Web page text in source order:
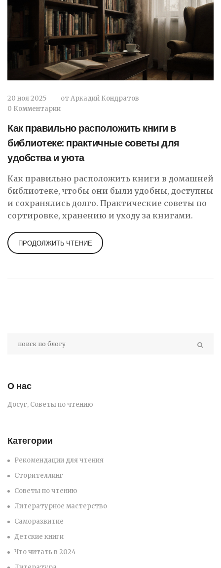
20 ноя 2025 от Аркадий Кондратов
0 Комментарии
Как правильно расположить книги в
библиотеке: практичные советы для
удобства и уюта
Как правильно расположить книги в домашней
библиотеке, чтобы они были удобны, доступны
и сохранялись долго. Практические советы по
сортировке, хранению и уходу за книгами.
ПРОДОЛЖИТЬ ЧТЕНИЕ
О нас
Досуг, Советы по чтению
Категории
Рекомендации для чтения
Сторителлинг
Советы по чтению
Литературное мастерство
Саморазвитие
Детские книги
Что читать в 2024